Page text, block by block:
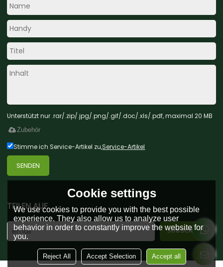
Unterstützt nur .rar/.zip/.jpg/.png/.gif/.doc/.xls/.pdf, maximal 20 MB
Zubehör
Stimme ich Service-Artikel zu,Service-Artikel
SENDEN
TEILEN AUF
Cookie settings
We use cookies to provide you with the best possible
experience. They also allow us to analyze user
behavior in order to constantly improve the website for
you.
Reject All Accept Selection Accept all